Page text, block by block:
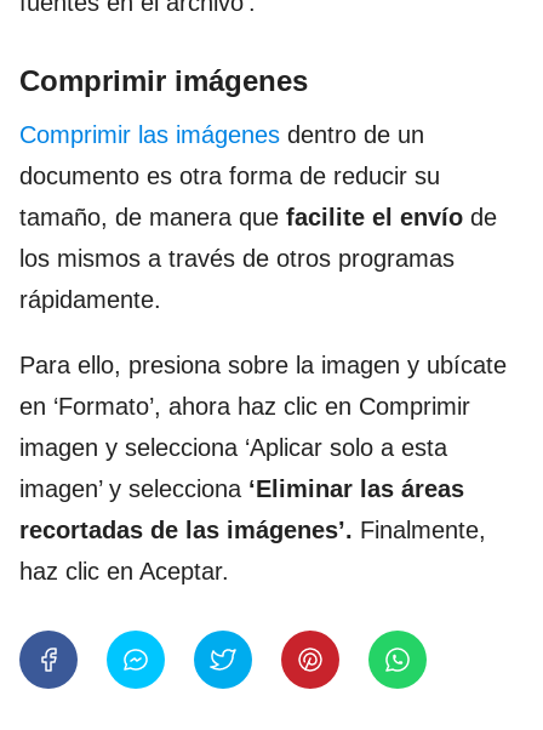
Comprimir imágenes
Comprimir las imágenes dentro de un
documento es otra forma de reducir su
tamaño, de manera que facilite el envío de
los mismos a través de otros programas
rápidamente.
Para ello, presiona sobre la imagen y ubícate
en ‘Formato’, ahora haz clic en Comprimir
imagen y selecciona ‘Aplicar solo a esta
imagen’ y selecciona ‘Eliminar las áreas
recortadas de las imágenes’. Finalmente,
haz clic en Aceptar.